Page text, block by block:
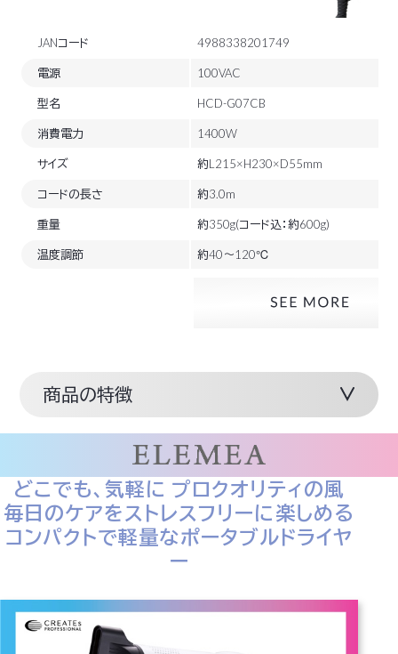
JANコード 4988338201749
電源 100VAC
型名 HCD-G07CB
消費電力 1400W
サイズ 約L215×H230×D55mm
コードの長さ 約3.0m
重量 約350g(コード込：約600g)
温度調節 約40～120℃
商品の特徴
どこでも、気軽に プロクオリティの風
毎日のケアをストレスフリーに楽しめる
コンパクトで軽量なポータブルドライヤ
ー